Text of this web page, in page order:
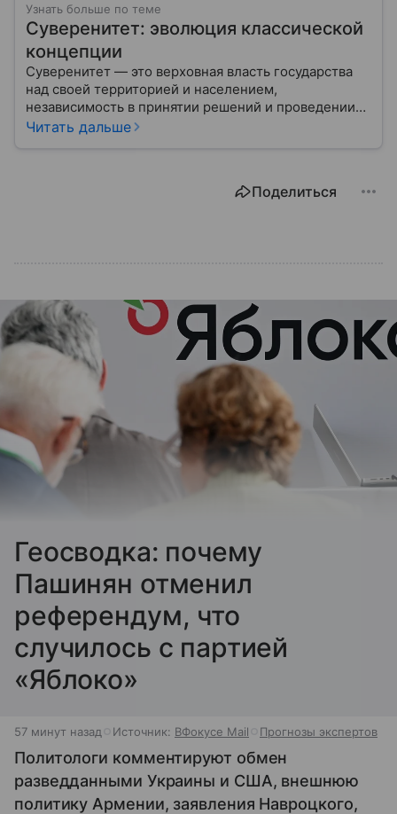
Узнать больше по теме
Суверенитет: эволюция классической
концепции
Суверенитет — это верховная власть государства
над своей территорией и населением,
независимость в принятии решений и проведении
внешней политики.
Читать дальше
Поделиться
Геосводка: почему
Пашинян отменил
референдум, что
случилось с партией
«Яблоко»
57 минут назад Источник: ВФокусе Mail Прогнозы экспертов
Политологи комментируют обмен
разведданными Украины и США, внешнюю
политику Армении, заявления Навроцкого,